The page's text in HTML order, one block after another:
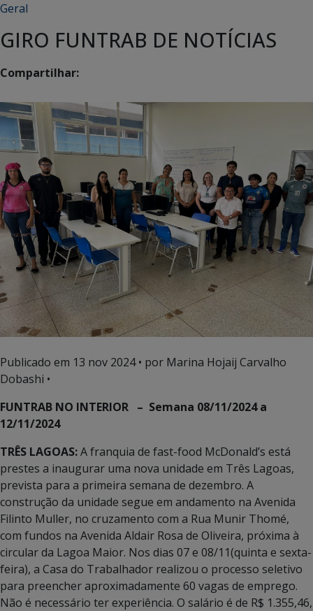
Geral
GIRO FUNTRAB DE NOTÍCIAS
Compartilhar:
Publicado em 13 nov 2024• por Marina Hojaij Carvalho
Dobashi •
FUNTRAB NO INTERIOR – Semana 08/11/2024 a
12/11/2024
TRÊS LAGOAS:A franquia de fast-food McDonald’s está
prestes a inaugurar uma nova unidade em Três Lagoas,
prevista para a primeira semana de dezembro. A
construção da unidade segue em andamento na Avenida
Filinto Muller, no cruzamento com a Rua Munir Thomé,
com fundos na Avenida Aldair Rosa de Oliveira, próxima à
circular da Lagoa Maior. Nos dias 07 e 08/11(quinta e sexta-
feira), a Casa do Trabalhador realizou o processo seletivo
para preencher aproximadamente 60 vagas de emprego.
Não é necessário ter experiência. O salário é de R$ 1.355,46,